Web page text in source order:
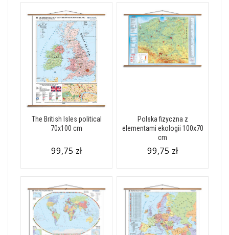
The British Isles political
70x100 cm
99,75 zł
Polska fizyczna z
elementami ekologii 100x70
cm
99,75 zł